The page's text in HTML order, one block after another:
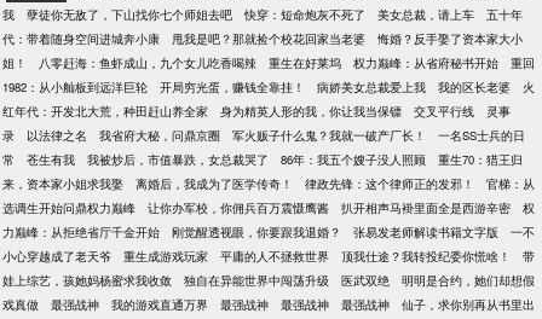
我
孽徒你无敌了，下山找你七个师姐去吧 快穿：短命炮灰不死了 美女总裁，请上车
五十年
代：带着随身空间进城奔小康
甩我是吧？那就捡个校花回家当老婆
悔婚？反手娶了资本家大小
姐！
八零赶海：鱼虾成山，九个女儿吃香喝辣 重生在好莱坞 权力巅峰：从省府秘书开始
重回
1982：从小舢板到远洋巨轮
开局穷光蛋，赚钱全靠挂！ 病娇美女总裁爱上我 我的区长老婆
火
红年代：开发北大荒，种田赶山养全家
身为精英人形的我，你让我当保镖 交叉平行线
灵事
录
以法律之名 我省府大秘，问鼎京圈 军火贩子什么鬼？我就一破产厂长！
一名SS士兵的日
常
苍生有我 我被炒后，市值暴跌，女总裁哭了 86年：我五个嫂子没人照顾
重生70：猎王归
来，资本家小姐求我娶
离婚后，我成为了医学传奇！ 律政先锋：这个律师正的发邪！
官梯：从
选调生开始问鼎权力巅峰
让你办军校，你佣兵百万震慑鹰酱 扒开相声马褂里面全是西游辛密
权
力巅峰：从拒绝省厅千金开始
刚觉醒透视眼，你要跟我退婚？ 张易发老师解读书籍文字版
一不
小心穿越成了老天爷
重生成游戏玩家 平庸的人不拯救世界 顶我仕途？我转投纪委你慌啥！
带
娃上综艺，孩她妈杨蜜求我收敛
独自在异能世界中闯荡升级 医武双绝
明明是合约，她们却想假
戏真做
最强战神 我的游戏直通万界 最强战神 最强战神 最强战神
仙子，求你别再从书里出